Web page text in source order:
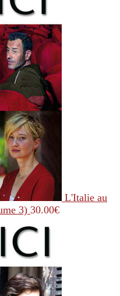
L'Italie au
3) 30.00€